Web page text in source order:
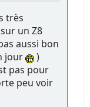
très
un Z8
aussi bon
jour
)
pas pour
peu voir